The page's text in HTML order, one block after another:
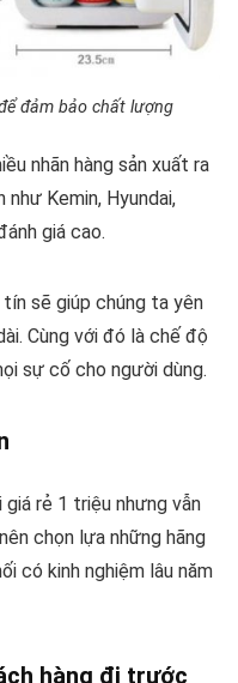
đảm bảo chất lượng
nhãn hàng sản xuất ra
như Kemin, Hyundai,
giá cao.
sẽ giúp chúng ta yên
Cùng với đó là chế độ
sự cố cho người dùng.
rẻ 1 triệu nhưng vẫn
chọn lựa những hãng
có kinh nghiệm lâu năm
hàng đi trước